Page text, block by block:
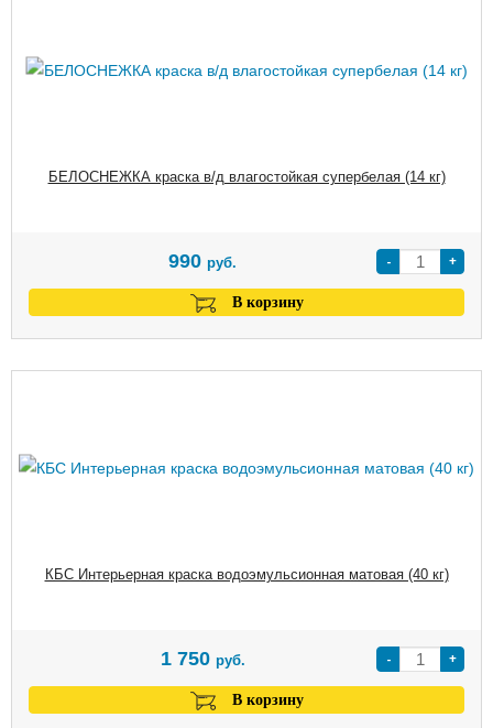
БЕЛОСНЕЖКА краска в/д влагостойкая супербелая (14 кг)
- +
990 руб.
В корзину
КБС Интерьерная краска водоэмульсионная матовая (40 кг)
- +
1 750 руб.
В корзину